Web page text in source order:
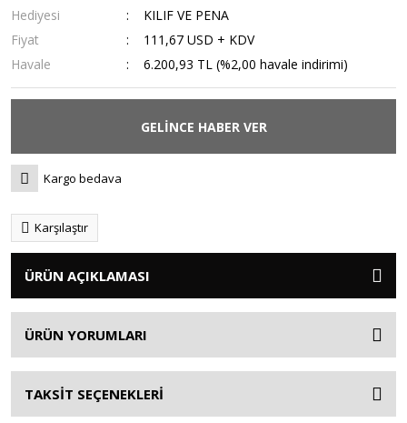
Hediyesi
KILIF VE PENA
Fiyat
111,67 USD + KDV
Havale
6.200,93 TL (%2,00 havale indirimi)
GELİNCE HABER VER
Kargo bedava
Karşılaştır
ÜRÜN AÇIKLAMASI
ÜRÜN YORUMLARI
TAKSİT SEÇENEKLERİ